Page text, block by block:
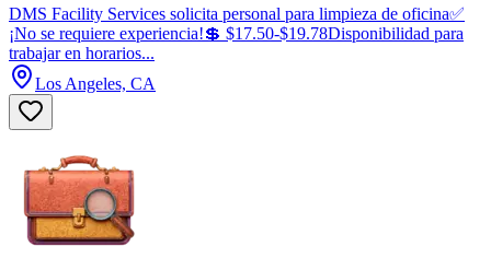
DMS Facility Services solicita personal para limpieza de oficina✅
¡No se requiere experiencia!💲 $17.50-$19.78Disponibilidad para
trabajar en horarios...
Los Angeles, CA